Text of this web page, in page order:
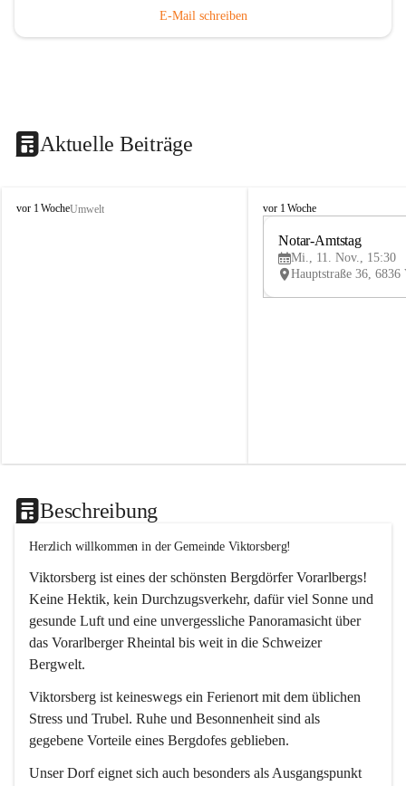
E-Mail schreiben
Aktuelle Beiträge
V
vor 1 WocheUmwelt
V
vor 1 Woche
Notar-Amtstag
Mi., 11. Nov., 15:30
Beschreibung
Herzlich willkommen in der Gemeinde Viktorsberg!
Viktorsberg ist eines der schönsten Bergdörfer Vorarlbergs!
Keine Hektik, kein Durchzugsverkehr, dafür viel Sonne und
gesunde Luft und eine unvergessliche Panoramasicht über
das Vorarlberger Rheintal bis weit in die Schweizer
Bergwelt.
Viktorsberg ist keineswegs ein Ferienort mit dem üblichen
Stress und Trubel. Ruhe und Besonnenheit sind als
gegebene Vorteile eines Bergdofes geblieben.
Unser Dorf eignet sich auch besonders als Ausgangspunkt